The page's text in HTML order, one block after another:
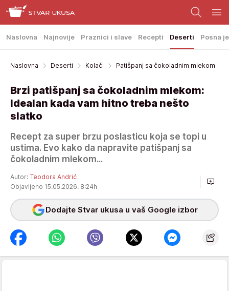
Naslovna Najnovije Praznici i slave Recepti Deserti Posna
Naslovna Deserti Kolači Patišpanj sa čokoladnim mlekom
Brzi patišpanj sa čokoladnim mlekom:
Idealan kada vam hitno treba nešto
slatko
Recept za super brzu poslasticu koja se topi u
ustima. Evo kako da napravite patišpanj sa
čokoladnim mlekom...
Autor: Teodora Andrić
Objavljeno 15.05.2026. 8:24h
Dodajte Stvar ukusa u vaš Google izbor